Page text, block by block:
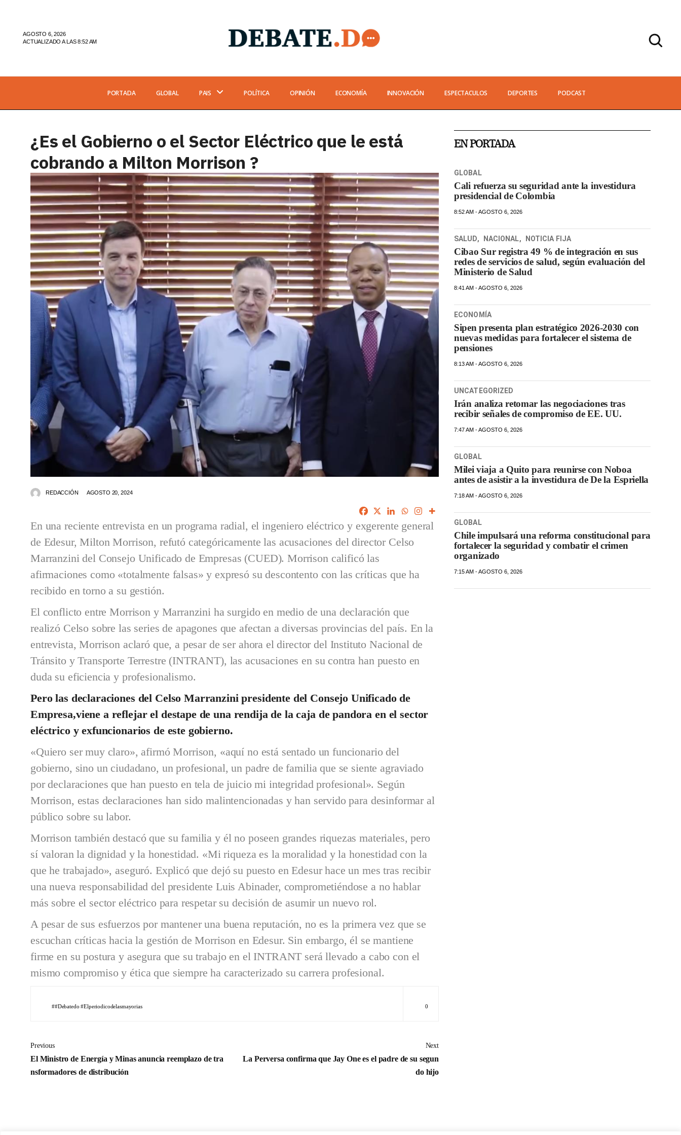
AGOSTO 6, 2026
ACTUALIZADO A LAS 8:52 AM
PORTADA GLOBAL PAIS POLÍTICA OPINIÓN ECONOMÍA INNOVACIÓN ESPECTACULOS DEPORTES PODCAST
¿Es el Gobierno o el Sector Eléctrico que le está
cobrando a Milton Morrison ?
REDACCIÓN AGOSTO 20, 2024
En una reciente entrevista en un programa radial, el ingeniero eléctrico y exgerente general
de Edesur, Milton Morrison, refutó categóricamente las acusaciones del director Celso
Marranzini del Consejo Unificado de Empresas (CUED). Morrison calificó las
afirmaciones como «totalmente falsas» y expresó su descontento con las críticas que ha
recibido en torno a su gestión.
El conflicto entre Morrison y Marranzini ha surgido en medio de una declaración que
realizó Celso sobre las series de apagones que afectan a diversas provincias del país. En la
entrevista, Morrison aclaró que, a pesar de ser ahora el director del Instituto Nacional de
Tránsito y Transporte Terrestre (INTRANT), las acusaciones en su contra han puesto en
duda su eficiencia y profesionalismo.
Pero las declaraciones del Celso Marranzini presidente del Consejo Unificado de
Empresa,viene a reflejar el destape de una rendija de la caja de pandora en el sector
eléctrico y exfuncionarios de este gobierno.
«Quiero ser muy claro», afirmó Morrison, «aquí no está sentado un funcionario del
gobierno, sino un ciudadano, un profesional, un padre de familia que se siente agraviado
por declaraciones que han puesto en tela de juicio mi integridad profesional». Según
Morrison, estas declaraciones han sido malintencionadas y han servido para desinformar al
público sobre su labor.
Morrison también destacó que su familia y él no poseen grandes riquezas materiales, pero
sí valoran la dignidad y la honestidad. «Mi riqueza es la moralidad y la honestidad con la
que he trabajado», aseguró. Explicó que dejó su puesto en Edesur hace un mes tras recibir
una nueva responsabilidad del presidente Luis Abinader, comprometiéndose a no hablar
más sobre el sector eléctrico para respetar su decisión de asumir un nuevo rol.
A pesar de sus esfuerzos por mantener una buena reputación, no es la primera vez que se
escuchan críticas hacia la gestión de Morrison en Edesur. Sin embargo, él se mantiene
firme en su postura y asegura que su trabajo en el INTRANT será llevado a cabo con el
mismo compromiso y ética que siempre ha caracterizado su carrera profesional.
#debatedo #Elperiodicodelasmayorias 0
Previous
El Ministro de Energía y Minas anuncia reemplazo de tra
nsformadores de distribución
Next
La Perversa confirma que Jay One es el padre de su segun
do hijo
EN PORTADA
GLOBAL
Cali refuerza su seguridad ante la investidura
presidencial de Colombia
8:52 AM - AGOSTO 6, 2026
SALUD, NACIONAL, NOTICIA FIJA
Cibao Sur registra 49 % de integración en sus
redes de servicios de salud, según evaluación del
Ministerio de Salud
8:41 AM - AGOSTO 6, 2026
ECONOMÍA
Sipen presenta plan estratégico 2026-2030 con
nuevas medidas para fortalecer el sistema de
pensiones
8:13 AM - AGOSTO 6, 2026
UNCATEGORIZED
Irán analiza retomar las negociaciones tras
recibir señales de compromiso de EE. UU.
7:47 AM - AGOSTO 6, 2026
GLOBAL
Milei viaja a Quito para reunirse con Noboa
antes de asistir a la investidura de De la Espriella
7:18 AM - AGOSTO 6, 2026
GLOBAL
Chile impulsará una reforma constitucional para
fortalecer la seguridad y combatir el crimen
organizado
7:15 AM - AGOSTO 6, 2026